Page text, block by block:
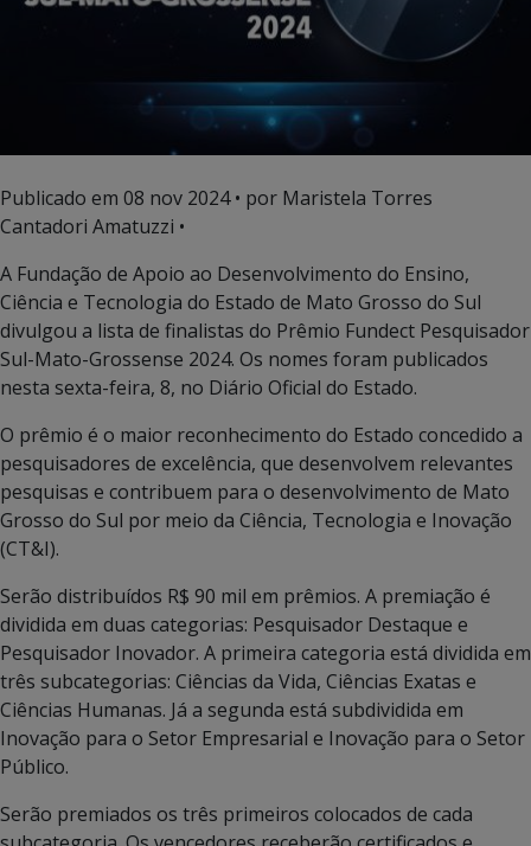
Publicado em 08 nov 2024• por Maristela Torres
Cantadori Amatuzzi •
A Fundação de Apoio ao Desenvolvimento do Ensino,
Ciência e Tecnologia do Estado de Mato Grosso do Sul
divulgou a lista de finalistas do Prêmio Fundect Pesquisador
Sul-Mato-Grossense 2024. Os nomes foram publicados
nesta sexta-feira, 8, no Diário Oficial do Estado.
O prêmio é o maior reconhecimento do Estado concedido a
pesquisadores de excelência, que desenvolvem relevantes
pesquisas e contribuem para o desenvolvimento de Mato
Grosso do Sul por meio da Ciência, Tecnologia e Inovação
(CT&I).
Serão distribuídos R$ 90 mil em prêmios. A premiação é
dividida em duas categorias: Pesquisador Destaque e
Pesquisador Inovador. A primeira categoria está dividida em
três subcategorias: Ciências da Vida, Ciências Exatas e
Ciências Humanas. Já a segunda está subdividida em
Inovação para o Setor Empresarial e Inovação para o Setor
Público.
Serão premiados os três primeiros colocados de cada